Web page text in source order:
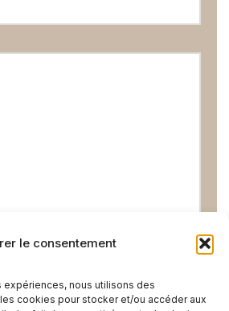
le consentement
nous utilisons des
cookies pour stocker et/ou accéder aux